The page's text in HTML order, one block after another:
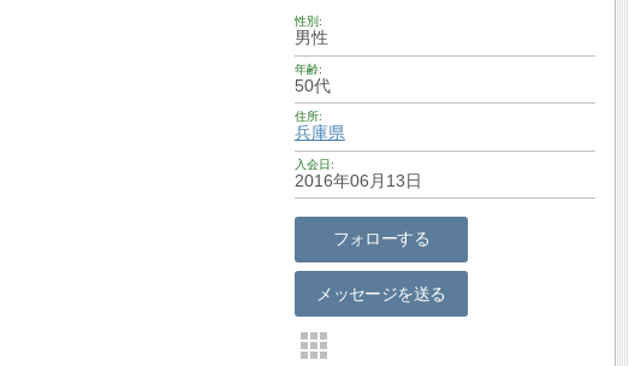
性別
男性
年齢
50代
住所
兵庫県
入会日
2016年06月13日
フォローする
メッセージを送る